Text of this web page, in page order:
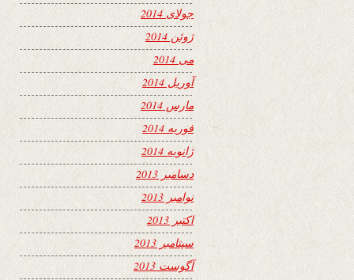
جولای 2014
ژوئن 2014
می 2014
آوریل 2014
مارس 2014
فوریه 2014
ژانویه 2014
دسامبر 2013
نوامبر 2013
اکتبر 2013
سپتامبر 2013
آگوست 2013